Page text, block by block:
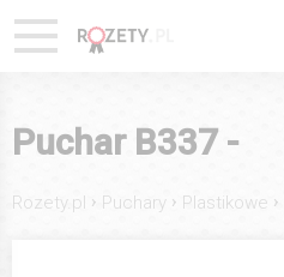
Puchar B337 -
Rozety.pl › Puchary › Plastikowe ›